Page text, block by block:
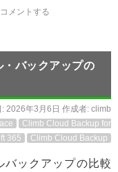
コメントする
バックアップの
: 2026年3月6日 作成者: climb
Climb Cloud Backup for
365
Climb Cloud Backup
バックアップの比較